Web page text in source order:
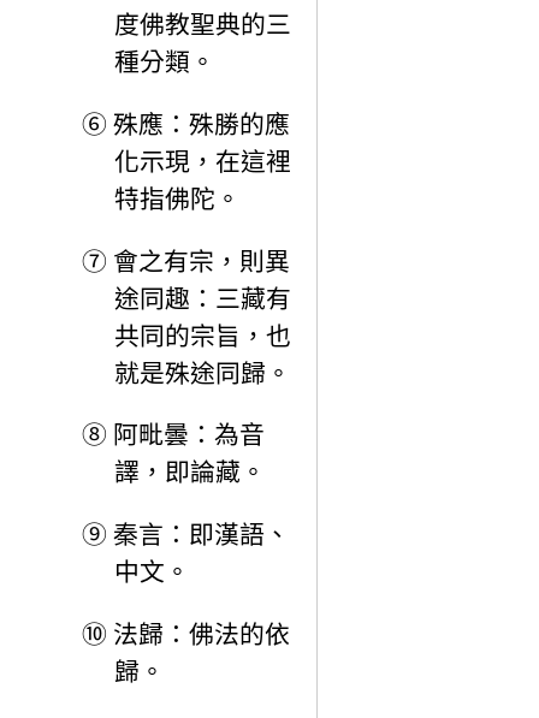
度佛教聖典的三
種分類。
⑥ 殊應：殊勝的應
化示現，在這裡
特指佛陀。
⑦ 會之有宗，則異
途同趣：三藏有
共同的宗旨，也
就是殊途同歸。
⑧ 阿毗曇：為音
譯，即論藏。
⑨ 秦言：即漢語、
中文。
⑩ 法歸：佛法的依
歸。